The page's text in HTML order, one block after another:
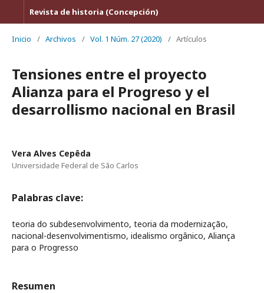
Revista de historia (Concepción)
Inicio / Archivos / Vol. 1 Núm. 27 (2020) / Artículos
Tensiones entre el proyecto
Alianza para el Progreso y el
desarrollismo nacional en Brasil
Vera Alves Cepêda
Universidade Federal de São Carlos
Palabras clave:
teoria do subdesenvolvimento, teoria da modernização,
nacional-desenvolvimentismo, idealismo orgânico, Aliança
para o Progresso
Resumen